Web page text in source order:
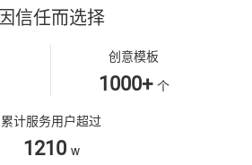
因信任而选择
创意模板
1000+ 个
累计服务用户超过
1210 w